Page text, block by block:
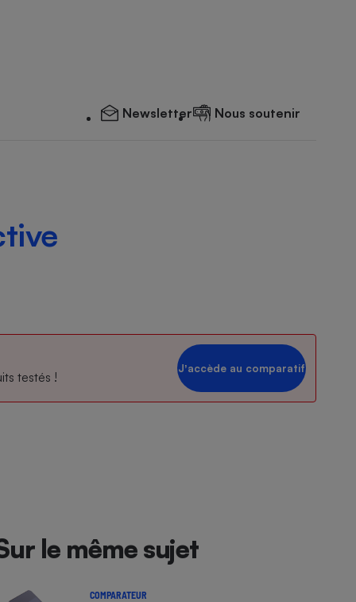
Newsletter Nous soutenir
testés !
Jʼaccède au comparatif
le même sujet
COMPARATEUR